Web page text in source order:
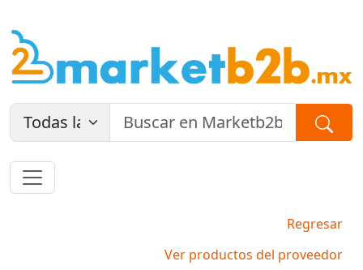
Regresar
Ver productos del proveedor